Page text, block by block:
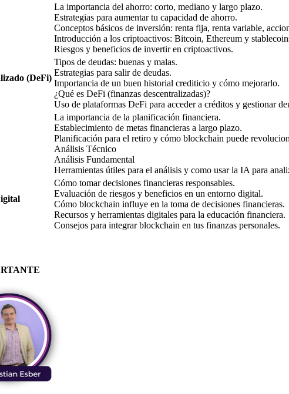
La importancia del ahorro: corto, mediano y largo plazo.
Estrategias para aumentar tu capacidad de ahorro.
Conceptos básicos de inversión: renta fija, renta variable,
Introducción a los criptoactivos: Bitcoin, Ethereum y
Riesgos y beneficios de invertir en criptoactivos.
(DeFi)
Tipos de deudas: buenas y malas.
Estrategias para salir de deudas.
Importancia de un buen historial crediticio y cómo mejorarlo.
¿Qué es DeFi (finanzas descentralizadas)?
Uso de plataformas DeFi para acceder a créditos y gestionar
La importancia de la planificación financiera.
Establecimiento de metas financieras a largo plazo.
Planificación para el retiro y cómo blockchain puede
Análisis Técnico
Análisis Fundamental
Herramientas útiles para el análisis y como usar la IA para
Cómo tomar decisiones financieras responsables.
Evaluación de riesgos y beneficios en un entorno digital.
Cómo blockchain influye en la toma de decisiones financieras.
Recursos y herramientas digitales para la educación financiera.
Consejos para integrar blockchain en tus finanzas personales.